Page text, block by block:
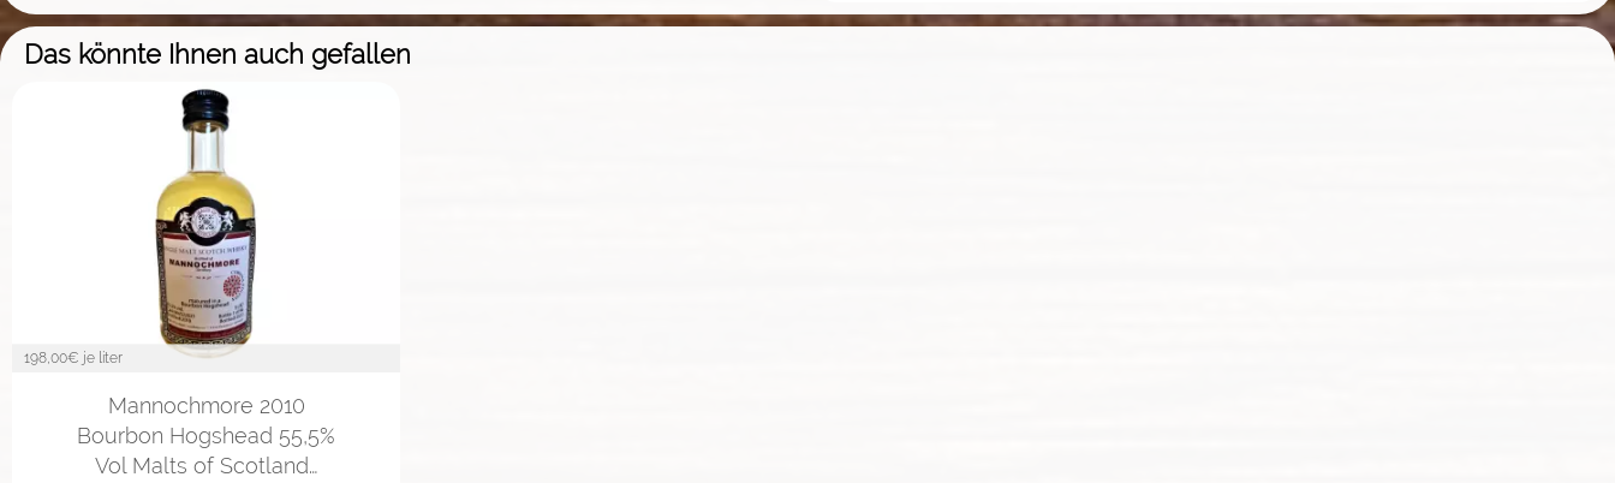
Das könnte Ihnen auch gefallen
198,00€ je liter
Mannochmore 2010
Bourbon Hogshead 55,5%
Vol Malts of Scotland…